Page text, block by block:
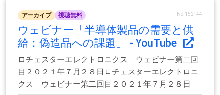
アーカイブ 視聴無料 No.152144
ウェビナー「半導体製品の需要と供
給：偽造品への課題」 - YouTube
ロチェスターエレクトロニクス ウェビナー第二回
目２０２１年７月２８日ロチェスターエレクトロニ
クス ウェビナー第二回目２０２１年７月２８日